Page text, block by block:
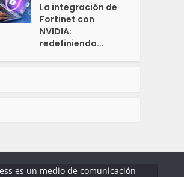
La integración de
Fortinet con
NVIDIA:
redefiniendo...
es un medio de comunicación